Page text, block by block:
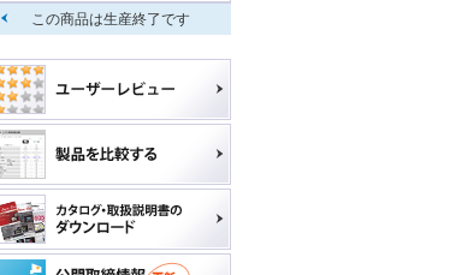
この商品は生産終了です